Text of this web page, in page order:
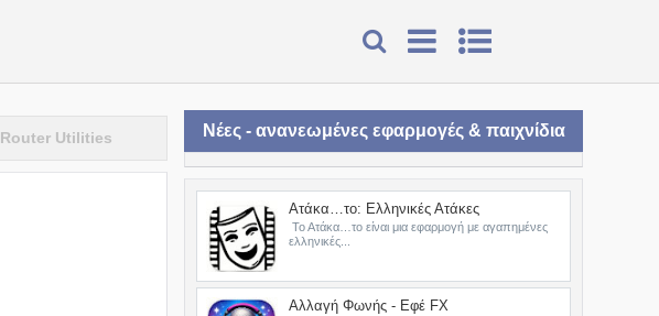
Router Utilities Νέες - ανανεωμένες εφαρμογές & παιχνίδια
Ατάκα…το: Ελληνικές Ατάκες
Το Ατάκα…το είναι μια εφαρμογή με αγαπημένες
ελληνικές...
Αλλαγή Φωνής - Εφέ FX